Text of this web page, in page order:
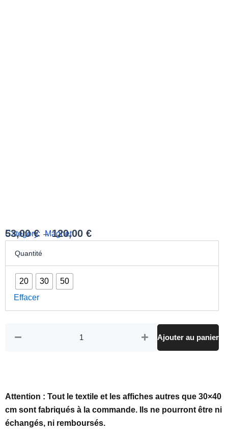
Category: Magnet
53,00€ – 120,00 €
120,00 €
Quantité
20 30
50
Effacer
de
Lot
de
Magnets
|
Ajouter au panier
Attention : Tout le textile et les affiches autres que 30×40
cm sont fabriqués à la commande. Ils ne pourront être ni
échangés, ni remboursés.